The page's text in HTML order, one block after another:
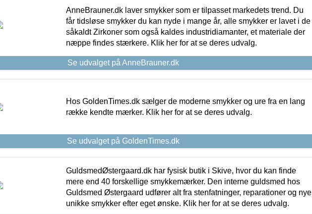
AnneBrauner.dk laver smykker som er tilpasset markedets trend. Du
får tidsløse smykker du kan nyde i mange år, alle smykker er lavet i de
såkaldt Zirkoner som også kaldes industridiamanter, et materiale der
næppe findes stærkere. Klik her for at se deres udvalg.
Se udvalget på AnneBrauner.dk
Hos GoldenTimes.dk sælger de moderne smykker og ure fra en lang
række kendte mærker. Klik her for at se deres udvalg.
Se udvalget på GoldenTimes.dk
GuldsmedØstergaard.dk har fysisk butik i Skive, hvor du kan finde
mere end 40 forskellige smykkemærker. Den interne guldsmed hos
Guldsmed Østergaard udfører alt fra stenfatninger, reparationer og nye
unikke smykker efter eget ønske. Klik her for at se deres udvalg.